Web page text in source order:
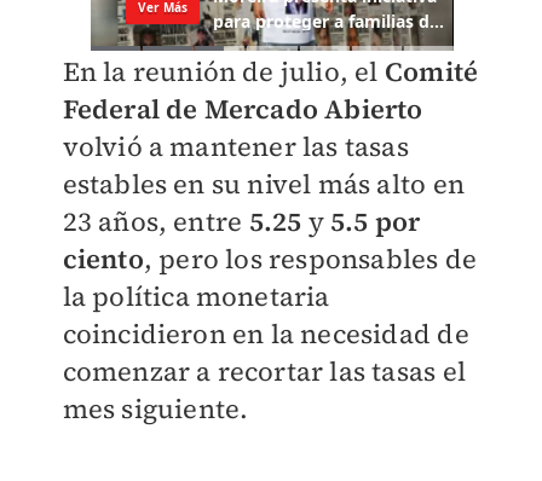
En la reunión de julio, el Comité
Federal de Mercado Abierto
volvió a mantener las tasas
estables en su nivel más alto en
23 años, entre 5.25 y 5.5 por
ciento, pero los responsables de
la política monetaria
coincidieron en la necesidad de
comenzar a recortar las tasas el
mes siguiente.